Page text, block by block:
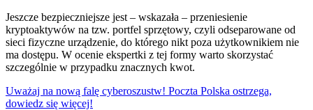
Jeszcze bezpieczniejsze jest – wskazała – przeniesienie
kryptoaktywów na tzw. portfel sprzętowy, czyli odseparowane od
sieci fizyczne urządzenie, do którego nikt poza użytkownikiem nie
ma dostępu. W ocenie ekspertki z tej formy warto skorzystać
szczególnie w przypadku znacznych kwot.
Uważaj na nową falę cyberoszustw! Poczta Polska ostrzega,
dowiedz się więcej!